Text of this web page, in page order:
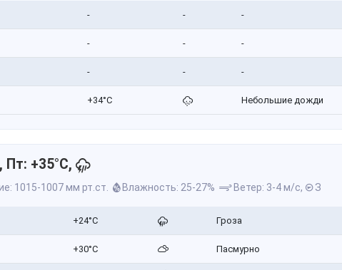
- - -
- - -
- - -
+34°C Небольшие дожди
Пт: +35°C,
1015-1007 мм рт.ст. Влажность: 25-27% Ветер: 3-4 м/с, З
+24°C Гроза
+30°C Пасмурно